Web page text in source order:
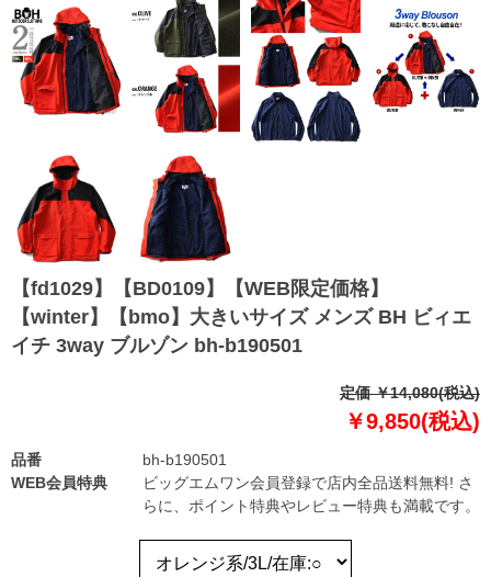
【fd1029】【BD0109】【WEB限定価格】
【winter】【bmo】大きいサイズ メンズ BH ビィエ
イチ 3way ブルゾン bh-b190501
定価 ￥14,080(税込)
￥9,850(税込)
品番
bh-b190501
WEB会員特典
ビッグエムワン会員登録で店内全品送料無料! さ
らに、ポイント特典やレビュー特典も満載です。